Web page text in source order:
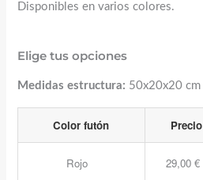
Disponibles en varios colores.
Elige tus opciones
Medidas estructura: 50x20x20 cm
Color futón Precio
Rojo 29,00 €